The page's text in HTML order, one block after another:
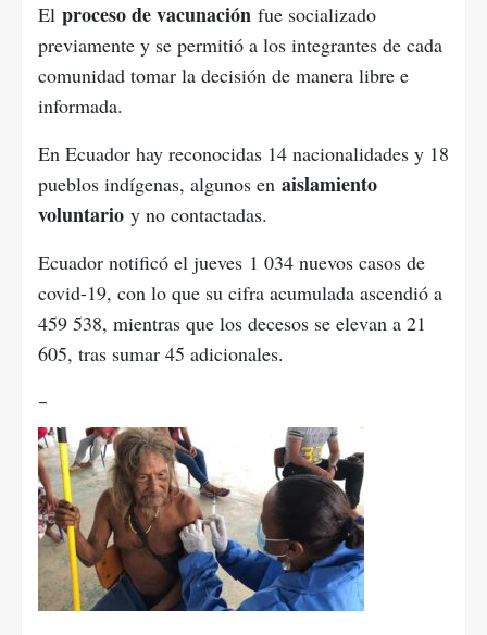
El proceso de vacunación fue socializado
previamente y se permitió a los integrantes de cada
comunidad tomar la decisión de manera libre e
informada.
En Ecuador hay reconocidas 14 nacionalidades y 18
pueblos indígenas, algunos en aislamiento
voluntario y no contactadas.
Ecuador notificó el jueves 1 034 nuevos casos de
covid-19, con lo que su cifra acumulada ascendió a
459 538, mientras que los decesos se elevan a 21
605, tras sumar 45 adicionales.
–